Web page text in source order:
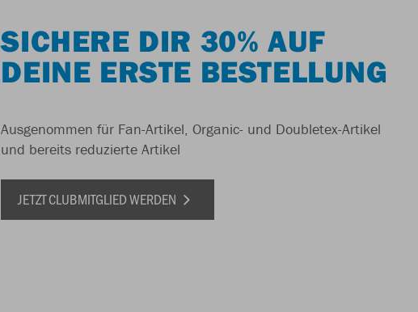
SICHERE DIR 30% AUF
DEINE ERSTE BESTELLUNG
Ausgenommen für Fan-Artikel, Organic- und Doubletex-Artikel
und bereits reduzierte Artikel
JETZT CLUBMITGLIED WERDEN